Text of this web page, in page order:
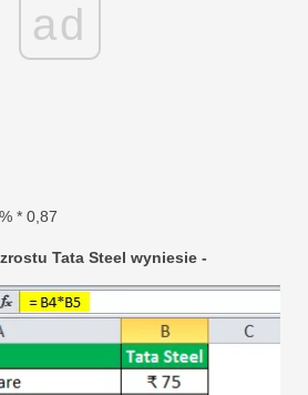
ad
* 0,87
Tata Steel wyniesie -